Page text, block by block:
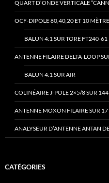
QUART D’ONDE VERTICALE
OCF-DIPOLE 80,40,20 ET 10
BALUN 4:1 SUR TORE FT240-61
ANTENNE FILAIRE DELTA-LOOP
BALUN 4:1 SUR AIR
COLINÉAIRE J-POLE 2×5/8 SUR
ANTENNE MOXON FILAIRE SUR 17
ANALYSEUR D’ANTENNE ANTAN
CATÉGORIES